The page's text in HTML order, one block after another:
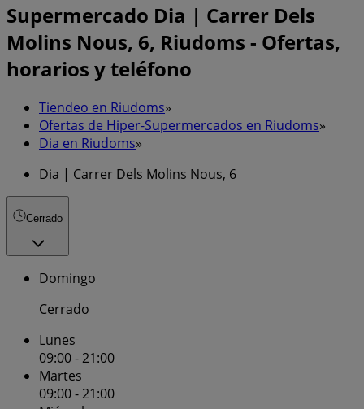
Supermercado Dia | Carrer Dels
Molins Nous, 6, Riudoms - Ofertas,
horarios y teléfono
Tiendeo en Riudoms»
Ofertas de Hiper-Supermercados en Riudoms»
Dia en Riudoms»
Dia | Carrer Dels Molins Nous, 6
Cerrado
Domingo
Cerrado
Lunes
09:00 - 21:00
Martes
09:00 - 21:00